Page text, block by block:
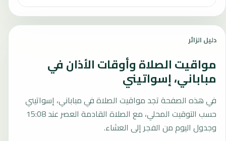
دليل الزائر
مواقيت الصلاة وأوقات الأذان في
مباباني، إسواتيني
في هذه الصفحة تجد مواقيت الصلاة في مباباني، إسواتيني
حسب التوقيت المحلي، مع الصلاة القادمة العصر عند 15:08
وجدول اليوم من الفجر إلى العشاء.